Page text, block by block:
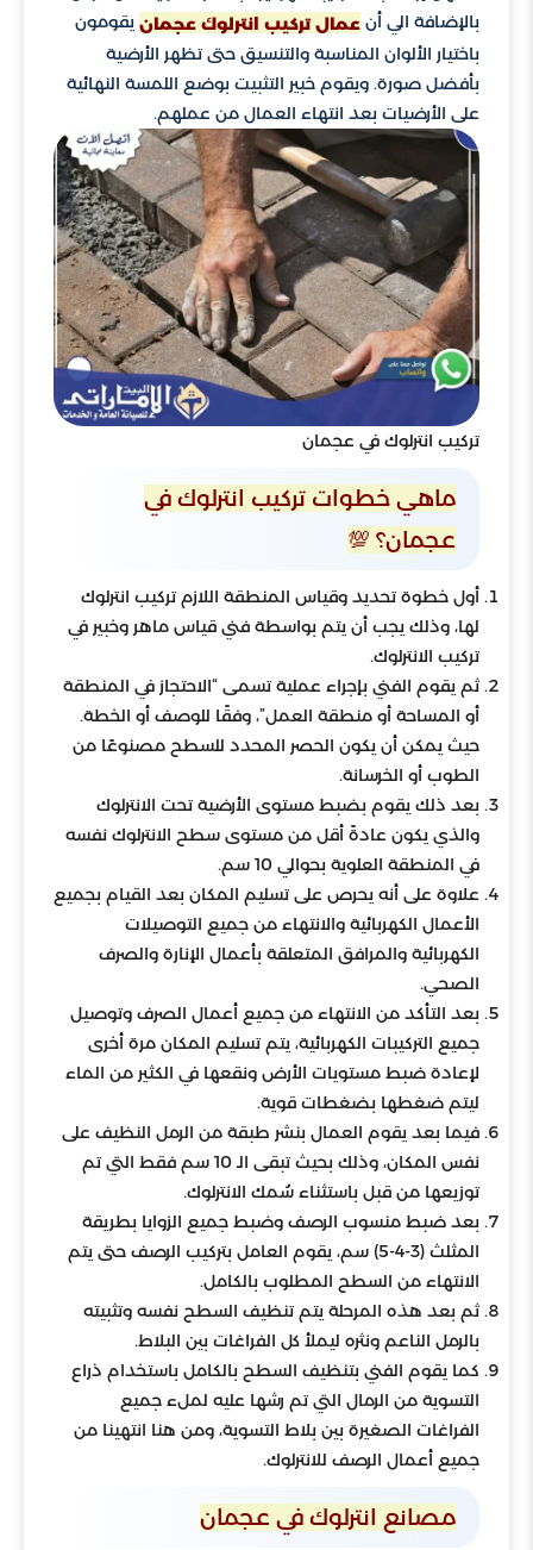
بالإضافة الي أن عمال تركيب انترلوك عجمان يقومون
باختيار الألوان المناسبة والتنسيق حتى تظهر الأرضية
بأفضل صورة. ويقوم خبير التثبيت بوضع اللمسة النهائية
على الأرضيات بعد انتهاء العمال من عملهم.
تركيب انترلوك في عجمان
ماهي خطوات تركيب انترلوك في
عجمان؟ 💯
أول خطوة تحديد وقياس المنطقة اللازم تركيب انترلوك
لها، وذلك يجب أن يتم بواسطة فني قياس ماهر وخبير في
تركيب الانترلوك.
ثم يقوم الفني بإجراء عملية تسمى “الاحتجاز في المنطقة
أو المساحة أو منطقة العمل”، وفقًا للوصف أو الخطة.
حيث يمكن أن يكون الحصر المحدد للسطح مصنوعًا من
الطوب أو الخرسانة.
بعد ذلك يقوم بضبط مستوى الأرضية تحت الانترلوك
والذي يكون عادةً أقل من مستوى سطح الانترلوك نفسه
في المنطقة العلوية بحوالي 10 سم.
علاوة على أنه يحرص على تسليم المكان بعد القيام بجميع
الأعمال الكهربائية والانتهاء من جميع التوصيلات
الكهربائية والمرافق المتعلقة بأعمال الإنارة والصرف
الصحي.
بعد التأكد من الانتهاء من جميع أعمال الصرف وتوصيل
جميع التركيبات الكهربائية، يتم تسليم المكان مرة أخرى
لإعادة ضبط مستويات الأرض ونقعها في الكثير من الماء
ليتم ضغطها بضغطات قوية.
فيما بعد يقوم العمال بنشر طبقة من الرمل النظيف على
نفس المكان، وذلك بحيث تبقى الـ 10 سم فقط التي تم
توزيعها من قبل باستثناء سُمك الانترلوك.
بعد ضبط منسوب الرصف وضبط جميع الزوايا بطريقة
المثلث (3-4-5) سم، يقوم العامل بتركيب الرصف حتى يتم
الانتهاء من السطح المطلوب بالكامل.
ثم بعد هذه المرحلة يتم تنظيف السطح نفسه وتثبيته
بالرمل الناعم ونثره ليملأ كل الفراغات بين البلاط.
كما يقوم الفني بتنظيف السطح بالكامل باستخدام ذراع
التسوية من الرمال التي تم رشها عليه لملء جميع
الفراغات الصغيرة بين بلاط التسوية، ومن هنا انتهينا من
جميع أعمال الرصف للانترلوك.
مصانع انترلوك في عجمان